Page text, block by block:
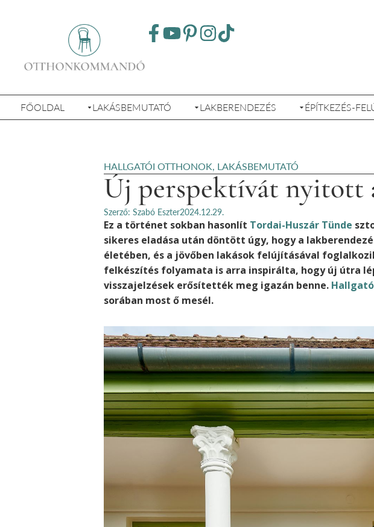
FŐOLDAL LAKÁSBEMUTATÓ LAKBERENDEZÉS ÉPÍTKEZÉS-
HALLGATÓI OTTHONOK, LAKÁSBEMUTATÓ
Új perspektívát nyitott
Szerző: Szabó Eszter2024.12.29.
Ez a történet sokban hasonlít Tordai-Huszár Tünde
sikeres eladása után döntött úgy, hogy a
életében, és a jövőben lakások felújításával
felkészítés folyamata is arra inspirálta, hogy új útra
visszajelzések erősítették meg igazán benne.
sorában most ő mesél.